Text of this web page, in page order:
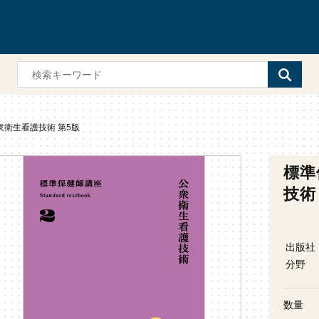
衛生看護技術 第5版
標
技
出版社
分野
数量